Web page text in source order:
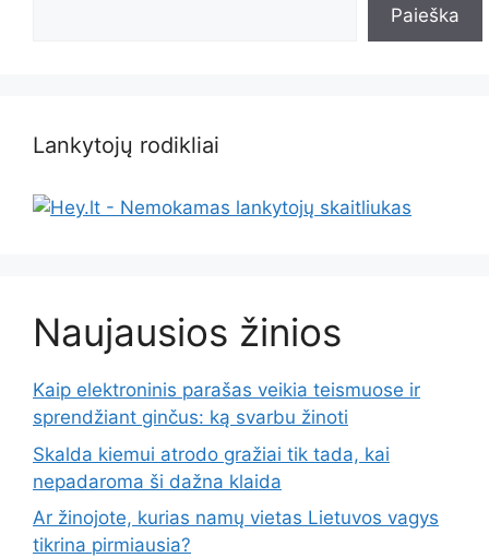
Paieška
Lankytojų rodikliai
Naujausios žinios
Kaip elektroninis parašas veikia teismuose ir
sprendžiant ginčus: ką svarbu žinoti
Skalda kiemui atrodo gražiai tik tada, kai
nepadaroma ši dažna klaida
Ar žinojote, kurias namų vietas Lietuvos vagys
tikrina pirmiausia?